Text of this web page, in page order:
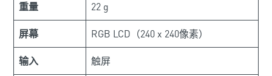
重量 22 g
屏幕 RGB LCD（240 x 240像素）
输入 触屏